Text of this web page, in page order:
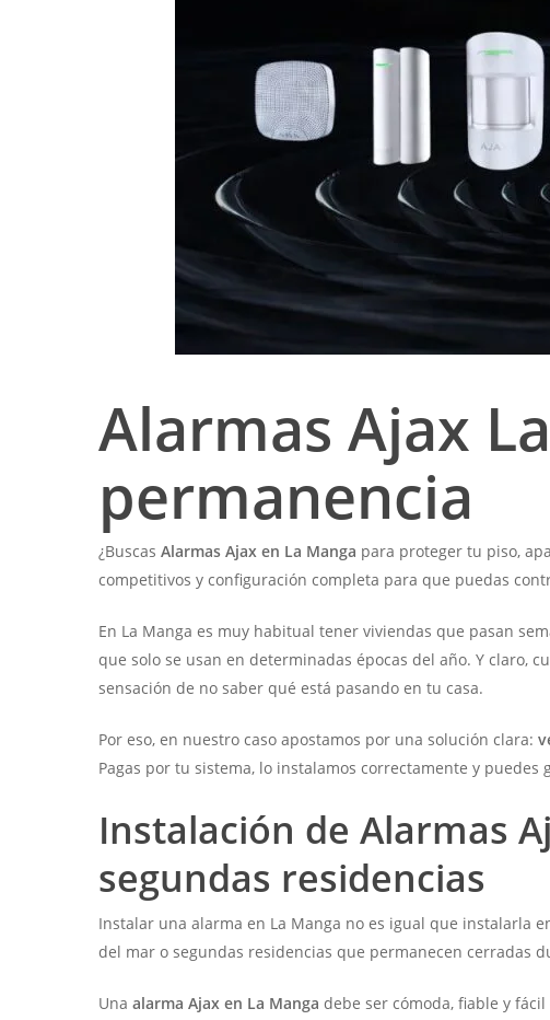
Alarmas Ajax
permanencia
¿BuscasAlarmas Ajax en La Manga para proteger tu piso,
competitivos y configuración completa para que puedas
En La Manga es muy habitual tener viviendas que pasan
que solo se usan en determinadas épocas del año. Y claro,
sensación de no saber qué está pasando en tu casa.
Por eso, en nuestro caso apostamos por una solución clara:
Pagas por tu sistema, lo instalamos correctamente y
Instalación de Alarmas
segundas residencias
Instalar una alarma en La Manga no es igual que instalarla
del mar o segundas residencias que permanecen cerradas
Unaalarma Ajax en La Manga debe ser cómoda, fiable y